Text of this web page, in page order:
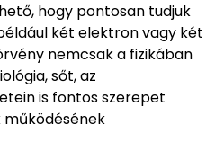
hogy pontosan tudjuk
két elektron vagy két
nemcsak a fizikában
sőt, az
is fontos szerepet
működésének